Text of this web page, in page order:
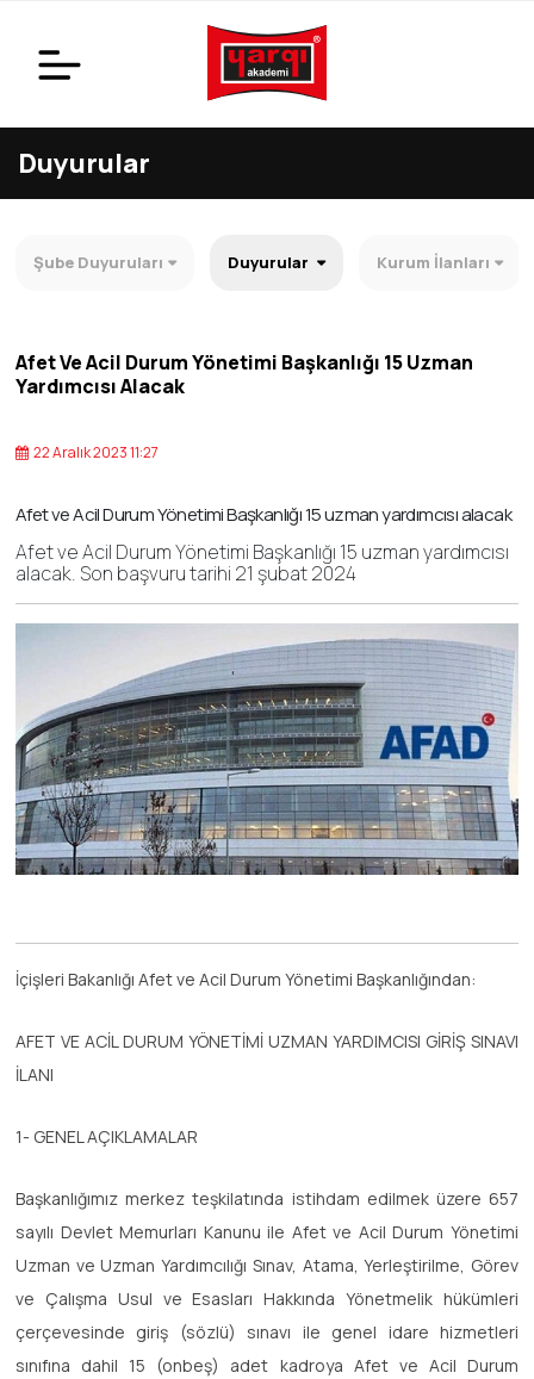
Duyurular
Şube Duyuruları Duyurular Kurum İlanları
Afet Ve Acil Durum Yönetimi Başkanlığı 15 Uzman
Yardımcısı Alacak
22 Aralık 2023 11:27
Afet ve Acil Durum Yönetimi Başkanlığı 15 uzman yardımcısı alacak
Afet ve Acil Durum Yönetimi Başkanlığı 15 uzman yardımcısı
alacak. Son başvuru tarihi 21 şubat 2024
İçişleri Bakanlığı Afet ve Acil Durum Yönetimi Başkanlığından:
AFET VE ACİL DURUM YÖNETİMİ UZMAN YARDIMCISI GİRİŞ SINAVI
İLANI
1- GENEL AÇIKLAMALAR
Başkanlığımız merkez teşkilatında istihdam edilmek üzere 657
sayılı Devlet Memurları Kanunu ile Afet ve Acil Durum Yönetimi
Uzman ve Uzman Yardımcılığı Sınav, Atama, Yerleştirilme, Görev
ve Çalışma Usul ve Esasları Hakkında Yönetmelik hükümleri
çerçevesinde giriş (sözlü) sınavı ile genel idare hizmetleri
sınıfına dahil 15 (onbeş) adet kadroya Afet ve Acil Durum